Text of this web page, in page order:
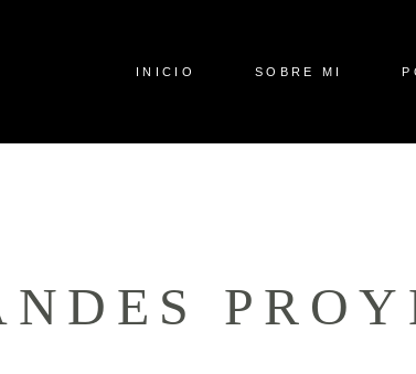
INICIO SOBRE MI